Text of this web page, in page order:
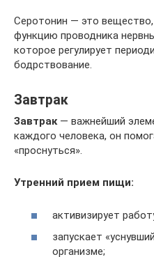
Серотонин — это
функцию проводника
которое регулирует
бодрствование.
Завтрак
Завтрак— важнейший
каждого человека, он
«проснуться».
Утренний прием пищи:
активизирует
запускает
организме;